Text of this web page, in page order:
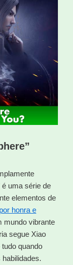
é uma série de
elementos de
honra e
mundo vibrante
segue Xiao
quando